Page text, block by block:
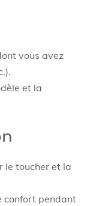
vous avez
et la
le toucher et la
confort pendant